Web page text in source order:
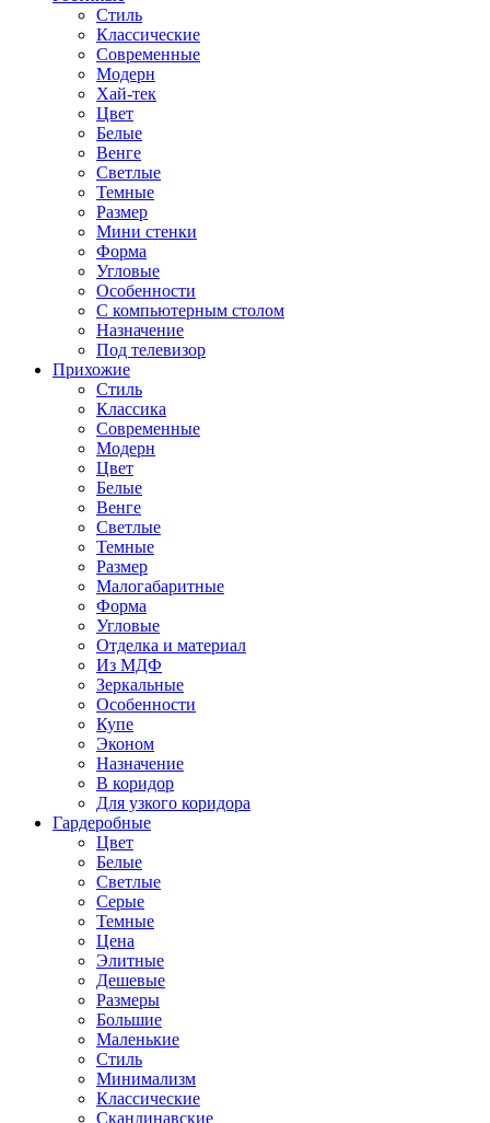
Стиль
Классические
Современные
Модерн
Хай-тек
Цвет
Белые
Венге
Светлые
Темные
Размер
Мини стенки
Форма
Угловые
Особенности
С компьютерным столом
Назначение
Под телевизор
Прихожие
Стиль
Классика
Современные
Модерн
Цвет
Белые
Венге
Светлые
Темные
Размер
Малогабаритные
Форма
Угловые
Отделка и материал
Из МДФ
Зеркальные
Особенности
Купе
Эконом
Назначение
В коридор
Для узкого коридора
Гардеробные
Цвет
Белые
Светлые
Серые
Темные
Цена
Элитные
Дешевые
Размеры
Большие
Маленькие
Стиль
Минимализм
Классические
Скандинавские